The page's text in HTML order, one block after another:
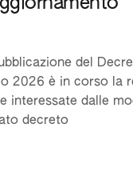
del
2026 è in corso la
interessate dalle
decreto
il testo del